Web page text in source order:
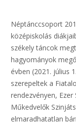
Néptánccsoport
középiskolás
székely táncok
hagyományok
évben (2021. július
szerepeltek a
rendezvényen,
Műkedvelők
elmaradhatatlan